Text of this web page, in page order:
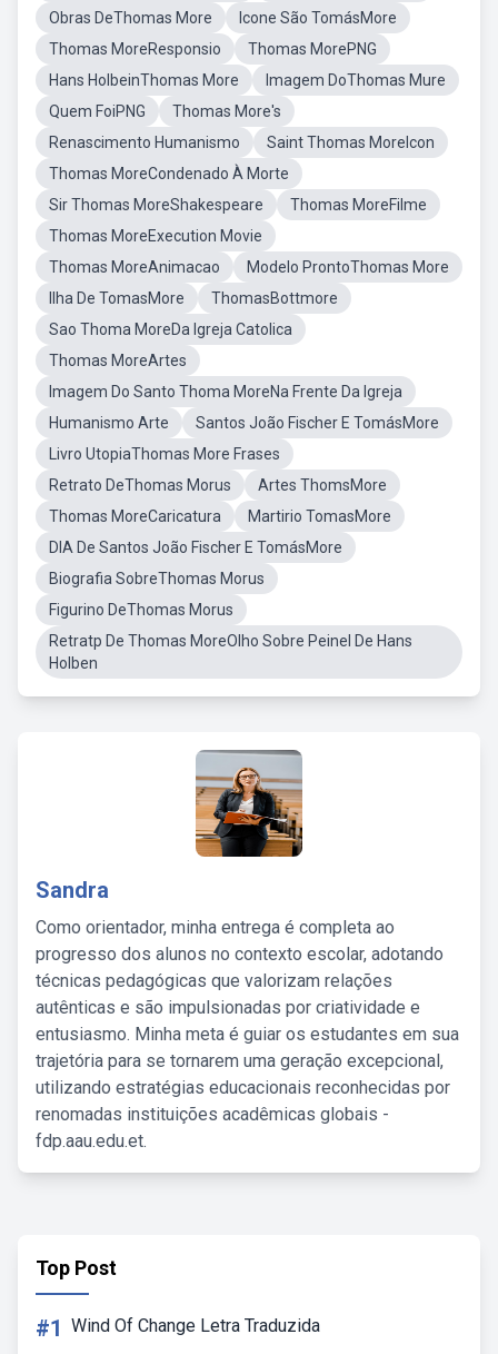
Obras DeThomas More
Icone São TomásMore
Thomas MoreResponsio
Thomas MorePNG
Hans HolbeinThomas More
Imagem DoThomas Mure
Quem FoiPNG
Thomas More's
Renascimento Humanismo
Saint Thomas MoreIcon
Thomas MoreCondenado À Morte
Sir Thomas MoreShakespeare
Thomas MoreFilme
Thomas MoreExecution Movie
Thomas MoreAnimacao
Modelo ProntoThomas More
Ilha De TomasMore
ThomasBottmore
Sao Thoma MoreDa Igreja Catolica
Thomas MoreArtes
Imagem Do Santo Thoma MoreNa Frente Da Igreja
Humanismo Arte
Santos João Fischer E TomásMore
Livro UtopiaThomas More Frases
Retrato DeThomas Morus
Artes ThomsMore
Thomas MoreCaricatura
Martirio TomasMore
DIA De Santos João Fischer E TomásMore
Biografia SobreThomas Morus
Figurino DeThomas Morus
Retratp De Thomas MoreOlho Sobre Peinel De Hans
Holben
Sandra
Como orientador, minha entrega é completa ao
progresso dos alunos no contexto escolar, adotando
técnicas pedagógicas que valorizam relações
autênticas e são impulsionadas por criatividade e
entusiasmo. Minha meta é guiar os estudantes em sua
trajetória para se tornarem uma geração excepcional,
utilizando estratégias educacionais reconhecidas por
renomadas instituições acadêmicas globais -
fdp.aau.edu.et.
Top Post
#1 Wind Of Change Letra Traduzida